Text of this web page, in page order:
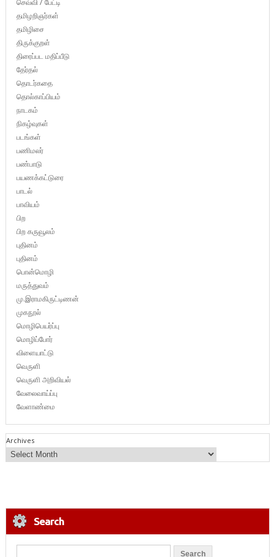
தமிழறிஞர்கள்
தமிழிசை
திருக்குறள்
திரைப்பட மதிப்பீடு
தேர்தல்
தொடர்கதை
தொல்காப்பியம்
நாடகம்
நிகழ்வுகள்
படங்கள்
பணிமலர்
பண்பாடு
பயணக்கட்டுரை
பாடல்
பாவியம்
பிற
பிற கருவூலம்
புதினம்
புதினம்
பொன்மொழி
மருத்துவம்
மு.இராமகிருட்டிணன்
முகநூல்
மொழிபெயர்ப்பு
மொழிப்போர்
விளையாட்டு
வெருளி
வெருளி அறிவியல்
வேலைவாய்ப்பு
வேளாண்மை
Archives
Search